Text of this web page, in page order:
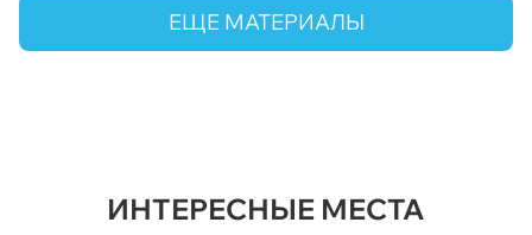
ЕЩЕ МАТЕРИАЛЫ
ИНТЕРЕСНЫЕ МЕСТА